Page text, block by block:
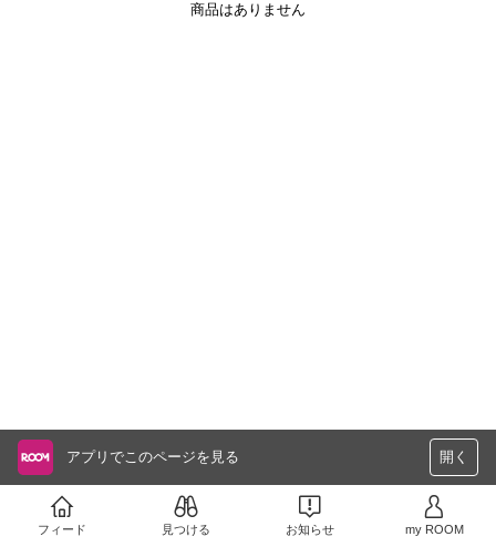
商品はありません
アプリでこのページを見る 開く
フィード 見つける お知らせ my ROOM